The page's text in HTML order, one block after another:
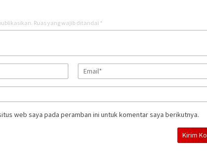
Ruas yang wajib ditandai *
web saya pada peramban ini untuk komentar saya berikutnya.